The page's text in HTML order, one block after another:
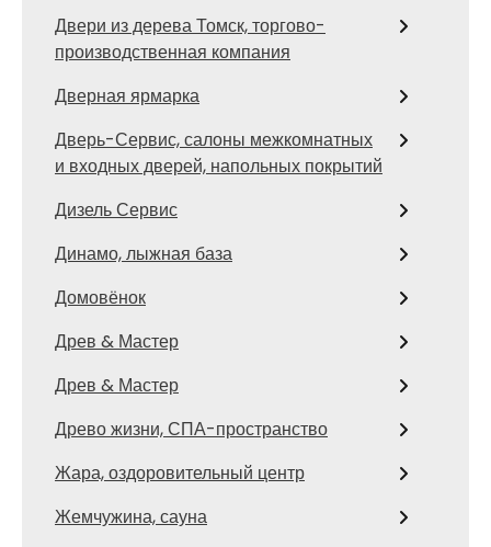
Двери из дерева Томск, торгово-
производственная компания
Дверная ярмарка
Дверь-Сервис, салоны межкомнатных
и входных дверей, напольных покрытий
Дизель Сервис
Динамо, лыжная база
Домовёнок
Древ & Мастер
Древ & Мастер
Древо жизни, СПА-пространство
Жара, оздоровительный центр
Жемчужина, сауна